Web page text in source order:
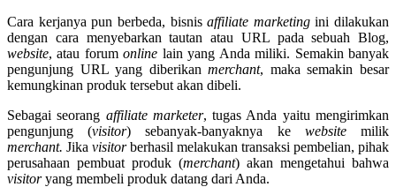
Cara kerjanya pun berbeda, bisnisaffiliate marketingini dilakukan
dengan cara menyebarkan tautan atau URL pada sebuah Blog,
website, atau forumonline lain yang Anda miliki. Semakin banyak
pengunjung URL yang diberikanmerchant, maka semakin besar
kemungkinan produk tersebut akan dibeli.
Sebagai seorang affiliate marketer, tugas Anda yaitu mengirimkan
pengunjung (visitor) sebanyak-banyaknya ke websitemilik
merchant. Jika visitorberhasil melakukan transaksi pembelian, pihak
perusahaan pembuat produk (merchant) akan mengetahui bahwa
visitoryang membeli produk datang dari Anda.